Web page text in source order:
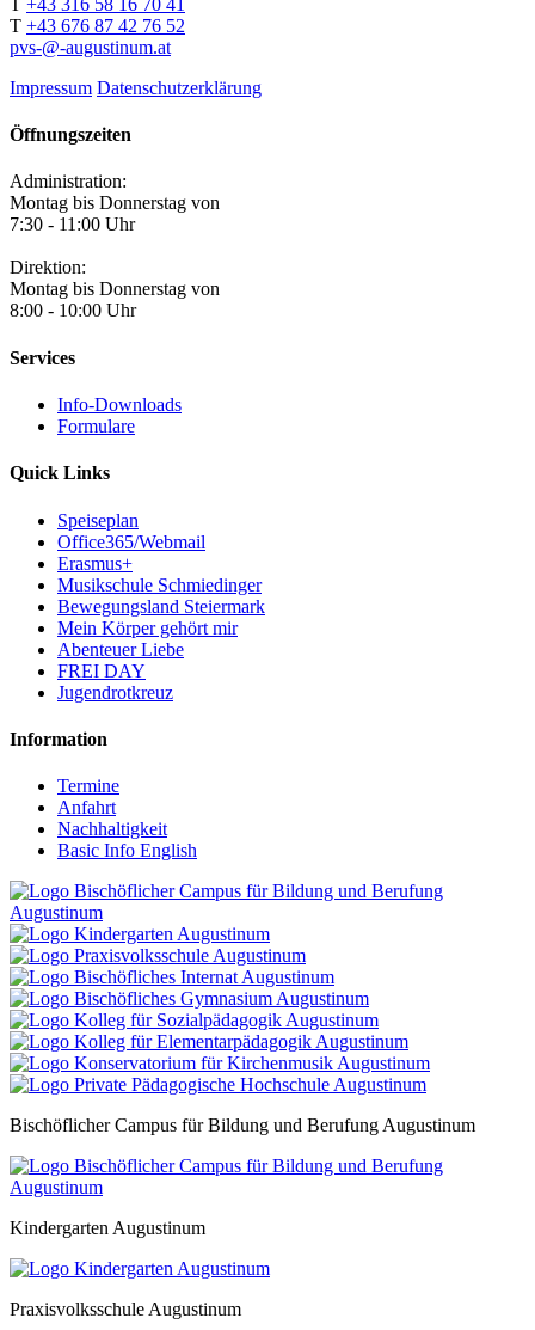
+43 316 58 16 70 41
T +43 676 87 42 76 52
pvs-@-augustinum.at
Impressum Datenschutzerklärung
Öffnungszeiten
Administration:
Montag bis Donnerstag von
7:30 - 11:00 Uhr
Direktion:
Montag bis Donnerstag von
8:00 - 10:00 Uhr
Services
Info-Downloads
Formulare
Quick Links
Speiseplan
Office365/Webmail
Erasmus+
Musikschule Schmiedinger
Bewegungsland Steiermark
Mein Körper gehört mir
Abenteuer Liebe
FREI DAY
Jugendrotkreuz
Information
Termine
Anfahrt
Nachhaltigkeit
Basic Info English
Bischöflicher Campus für Bildung und Berufung Augustinum
Kindergarten Augustinum
Praxisvolksschule Augustinum